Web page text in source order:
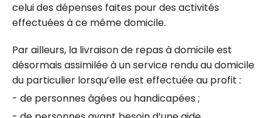
celui des dépenses faites pour des activités
effectuées à ce même domicile.
Par ailleurs, la livraison de repas à domicile est
désormais assimilée à un service rendu au domicile
du particulier lorsqu’elle est effectuée au profit :
- de personnes âgées ou handicapées ;